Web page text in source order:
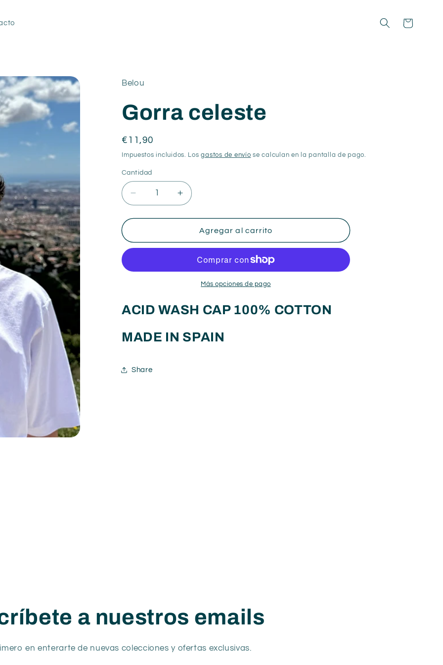
Carrito
Belou
Gorra celeste
Precio
habitual
€11,90
Impuestos incluidos. Losgastos de envío se calculan en la pantalla de pago.
Cantidad
Reducir
cantidad
para
celeste
Aumentar
cantidad
para
Gorra
celeste
Agregar al carrito
Más opciones de pago
ACID WASH CAP 100% COTTON
MADE IN SPAIN
Share
a nuestros emails
en enterarte de nuevas colecciones y ofertas exclusivas.